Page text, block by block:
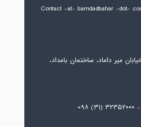
میر داماد، ساختمان بامداد،